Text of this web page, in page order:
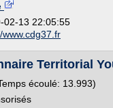
02-13 22:05:55
www.cdg37.fr
Territorial
écoulé: 13.993)